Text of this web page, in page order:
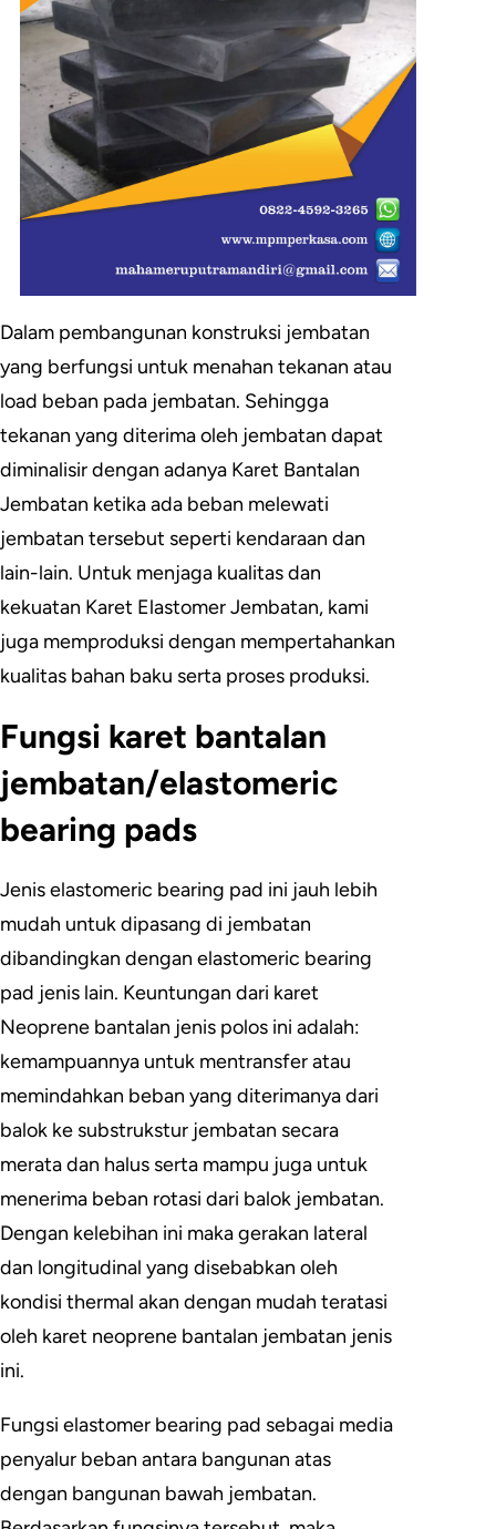
Dalam pembangunan konstruksi jembatan
yang berfungsi untuk menahan tekanan atau
load beban pada jembatan. Sehingga
tekanan yang diterima oleh jembatan dapat
diminalisir dengan adanya Karet Bantalan
Jembatan ketika ada beban melewati
jembatan tersebut seperti kendaraan dan
lain-lain. Untuk menjaga kualitas dan
kekuatan Karet Elastomer Jembatan, kami
juga memproduksi dengan mempertahankan
kualitas bahan baku serta proses produksi.
Fungsi karet bantalan
jembatan/elastomeric
bearing pads
Jenis elastomeric bearing pad ini jauh lebih
mudah untuk dipasang di jembatan
dibandingkan dengan elastomeric bearing
pad jenis lain. Keuntungan dari karet
Neoprene bantalan jenis polos ini adalah:
kemampuannya untuk mentransfer atau
memindahkan beban yang diterimanya dari
balok ke substrukstur jembatan secara
merata dan halus serta mampu juga untuk
menerima beban rotasi dari balok jembatan.
Dengan kelebihan ini maka gerakan lateral
dan longitudinal yang disebabkan oleh
kondisi thermal akan dengan mudah teratasi
oleh karet neoprene bantalan jembatan jenis
ini.
Fungsi elastomer bearing pad sebagai media
penyalur beban antara bangunan atas
dengan bangunan bawah jembatan.